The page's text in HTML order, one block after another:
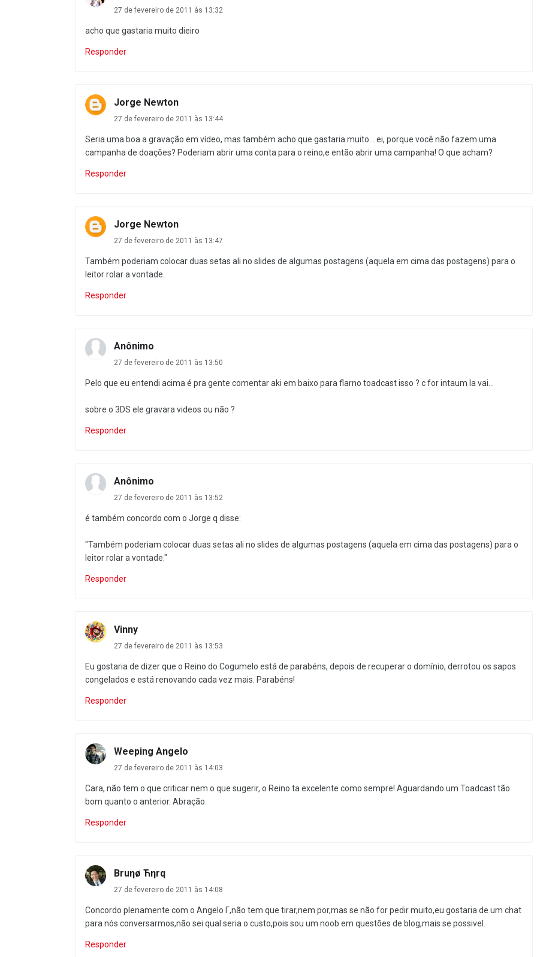
27 de fevereiro de 2011 às 13:32
acho que gastaria muito dieiro
Responder
Jorge Newton
27 de fevereiro de 2011 às 13:44
Seria uma boa a gravação em vídeo, mas também acho que gastaria muito... ei, porque você não fazem uma
campanha de doações? Poderiam abrir uma conta para o reino,e então abrir uma campanha! O que acham?
Responder
Jorge Newton
27 de fevereiro de 2011 às 13:47
Também poderiam colocar duas setas ali no slides de algumas postagens (aquela em cima das postagens) para o
leitor rolar a vontade.
Responder
Anônimo
27 de fevereiro de 2011 às 13:50
Pelo que eu entendi acima é pra gente comentar aki em baixo para flarno toadcast isso ? c for intaum la vai...
sobre o 3DS ele gravara videos ou não ?
Responder
Anônimo
27 de fevereiro de 2011 às 13:52
é também concordo com o Jorge q disse:
"Também poderiam colocar duas setas ali no slides de algumas postagens (aquela em cima das postagens) para o
leitor rolar a vontade."
Responder
Vinny
27 de fevereiro de 2011 às 13:53
Eu gostaria de dizer que o Reino do Cogumelo está de parabéns, depois de recuperar o domínio, derrotou os sapos
congelados e está renovando cada vez mais. Parabéns!
Responder
Weeping Angelo
27 de fevereiro de 2011 às 14:03
Cara, não tem o que criticar nem o que sugerir, o Reino ta excelente como sempre! Aguardando um Toadcast tão
bom quanto o anterior. Abração.
Responder
Bruηø Ћηrq
27 de fevereiro de 2011 às 14:08
Concordo plenamente com o Angelo Γ,não tem que tirar,nem por,mas se não for pedir muito,eu gostaria de um chat
para nós conversarmos,não sei qual seria o custo,pois sou um noob em questões de blog,mais se possivel.
Responder